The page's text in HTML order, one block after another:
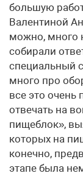
большую
Валентиной
можно, много
собирали
специальный
много про
все это очень
отвечать на
пищеблок»,
которых на
конечно,
этапе была